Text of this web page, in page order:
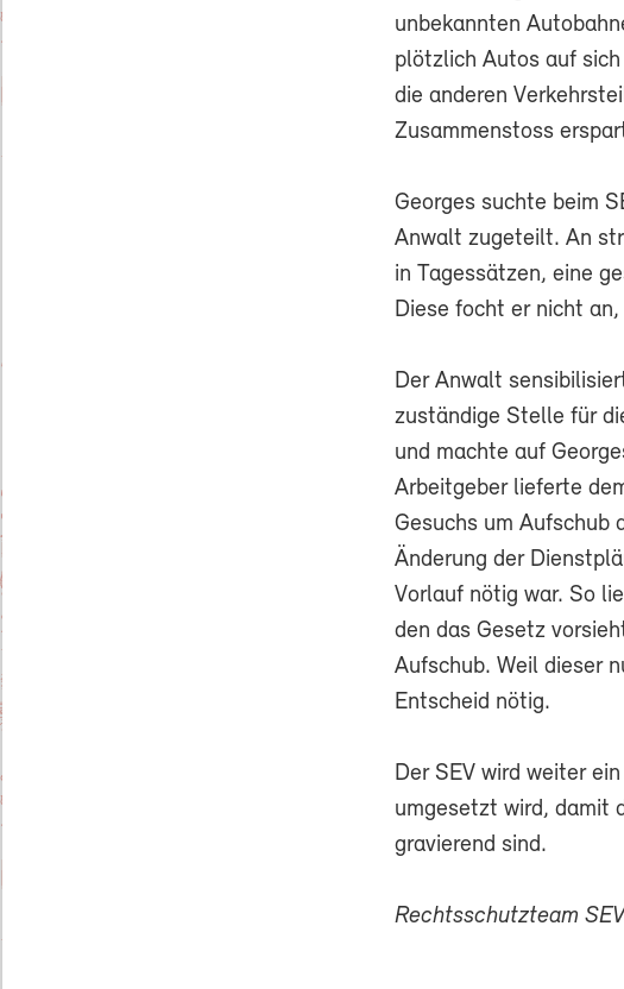
unbekannten
plötzlich Autos auf
die anderen
Zusammenstoss
Georges suchte beim
Anwalt zugeteilt. An
in Tagessätzen, eine
Diese focht er nicht
Der Anwalt
zuständige Stelle für
und machte auf
Arbeitgeber lieferte
Gesuchs um Aufschub
Änderung der
Vorlauf nötig war. So
den das Gesetz
Aufschub. Weil dieser
Entscheid nötig.
Der SEV wird weiter
umgesetzt wird, damit
gravierend sind.
Rechtsschutzteam SEV